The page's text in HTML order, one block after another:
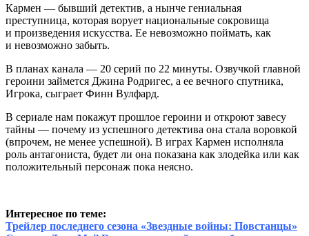
Кармен — бывший детектив, а нынче гениальная
преступница, которая ворует национальные сокровища
и произведения искусства. Ее невозможно поймать, как
и невозможно забыть.
В планах канала — 20 серий по 22 минуты. Озвучкой главной
героини займется Джина Родригес, а ее вечного спутника,
Игрока, сыграет Финн Вулфард.
В сериале нам покажут прошлое героини и откроют завесу
тайны — почему из успешного детектива она стала воровкой
(впрочем, не менее успешной). В играх Кармен исполняла
роль антагониста, будет ли она показана как злодейка или как
положительный персонаж пока неясно.
Интересное по теме:
Трейлер последнего сезона «Звездные войны: Повстанцы»